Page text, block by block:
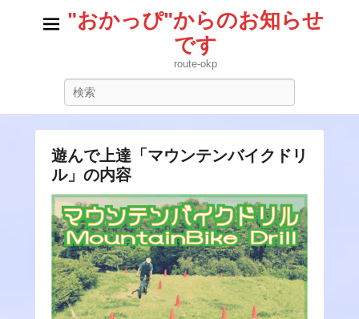
"おかっぴ"からのお知らせ
です
route-okp
遊んで上達「マウンテンバイクドリ
ル」の内容
2
0
1
5
/
0
8